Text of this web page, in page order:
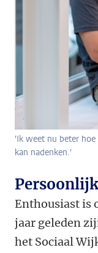
'Ik weet nu beter hoe
kan nadenken.'
Enthousiast is
jaar geleden
het Sociaal